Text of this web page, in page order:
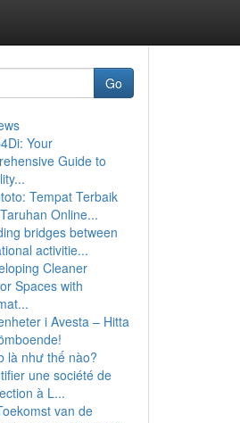
Go
Your
Guide to
Tempat Terbaik
Online...
bridges between
activitie...
Cleaner
Spaces with
i Avesta – Hitta
là như thế nào?
une société de
à L...
van de